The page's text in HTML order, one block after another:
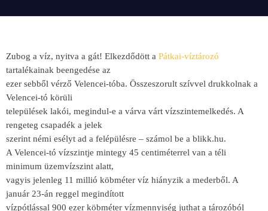
Zubog a víz, nyitva a gát! Elkezdődött a Pátkai-víztározó
tartalékainak beengedése az
ezer sebből vérző Velencei-tóba. Összeszorult szívvel drukkolnak a
Velencei-tó körüli
települések lakói, megindul-e a várva várt vízszintemelkedés. A
rengeteg csapadék a jelek
szerint némi esélyt ad a felépülésre – számol be a blikk.hu.
A Velencei-tó vízszintje mintegy 45 centiméterrel van a téli
minimum üzemvízszint alatt,
vagyis jelenleg 11 millió köbméter víz hiányzik a mederből. A
január 23-án reggel megindított
vízpótlással 900 ezer köbméter vízmennyiség juthat a tározóból